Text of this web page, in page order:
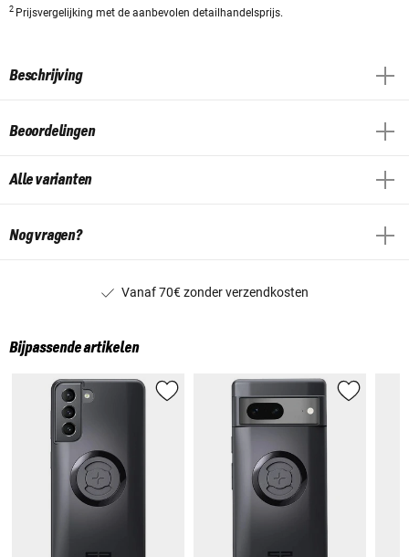
2 Prijsvergelijking met de aanbevolen detailhandelsprijs.
Beschrijving
Beoordelingen
Alle varianten
Nog vragen?
Vanaf 70€ zonder verzendkosten
Bijpassende artikelen